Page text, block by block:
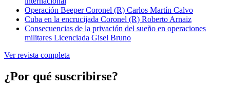
Operación BeeperCoronel (R) Carlos Martín Calvo
Cuba en la encrucijada Coronel (R) Roberto Arnaiz
Consecuencias de la privación del sueño en operaciones
militares Licenciada Gisel Bruno
Ver revista completa
¿Por qué suscribirse?